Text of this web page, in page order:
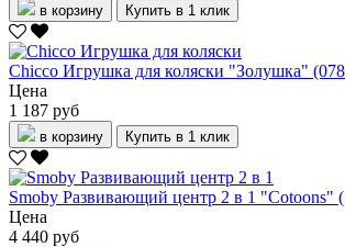
в корзину Купить в 1 клик
Chicco Игрушка для коляски "Золушка"
Цена
1 187 руб
в корзину Купить в 1 клик
Smoby Развивающий центр 2 в 1 "Cotoons"
Цена
4 440 руб